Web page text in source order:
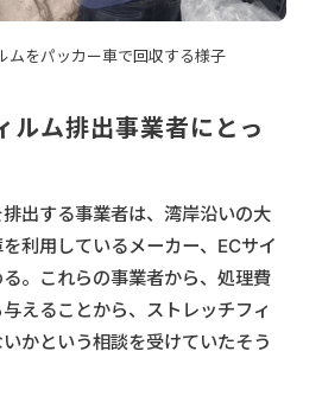
ムをパッカー車で回収する様子
ルム排出事業者にとっ
出する事業者は、湾岸沿いの大
利用しているメーカー、ECサイ
。これらの事業者から、処理費
えることから、ストレッチフィ
かという相談を受けていたそう